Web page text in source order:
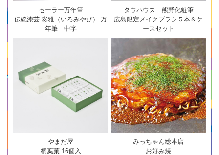
セーラー万年筆
伝統漆芸 彩雅（いろみやび） 万
年筆 中字
タウハウス 熊野化粧筆
広島限定メイクブラシ５本＆ケ
ースセット
やまだ屋
桐葉菓 16個入
みっちゃん総本店
お好み焼